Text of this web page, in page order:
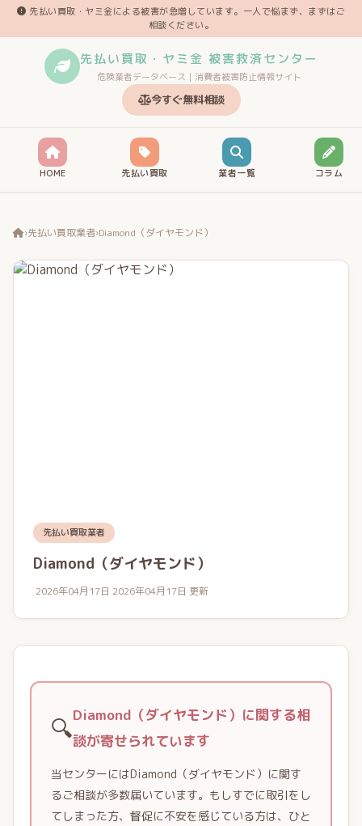
先払い買取・ヤミ金による被害が急増しています。一人で悩まず、まずはご
相談ください。
先払い買取・ヤミ金 被害救済センター
危険業者データベース｜消費者被害防止情報サイト
今すぐ無料相談
HOME 先払い買取 業者一覧 コラム
›先払い買取業者›Diamond（ダイヤモンド）
先払い買取業者
Diamond（ダイヤモンド）
2026年04月17日 2026年04月17日 更新
🔍Diamond（ダイヤモンド）に関する相
談が寄せられています
当センターにはDiamond（ダイヤモンド）に関す
るご相談が多数届いています。もしすでに取引をし
てしまった方、督促に不安を感じている方は、ひと